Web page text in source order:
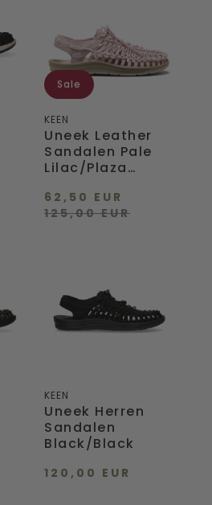
Lilac/Plaza
Taupe
Sale
KEEN
Uneek Leather
Sandalen Pale
Lilac/Plaza
62,50 EUR
125,00 EUR
Black/Black
KEEN
Uneek Herren
Sandalen
Black/Black
120,00 EUR